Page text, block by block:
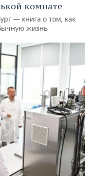
комнате
— книга о том, как
жизнь